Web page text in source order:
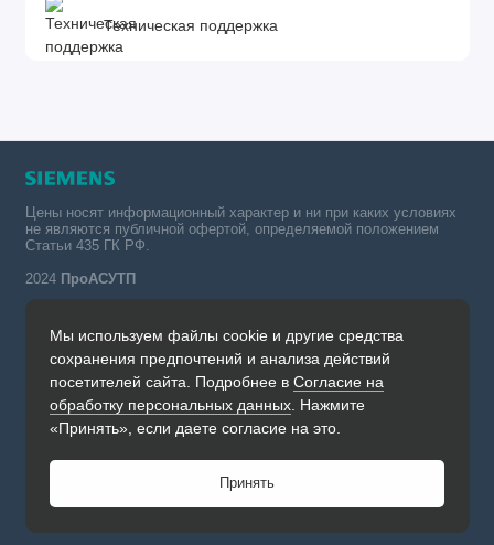
Техническая поддержка
Мы используем файлы cookie и другие средства
сохранения предпочтений и анализа действий
посетителей сайта. Подробнее в Согласие на
обработку персональных данных . Нажмите
«Принять», если даете согласие на это.
Принять
Цены носят информационный характер и ни при каких условиях
не являются публичной офертой, определяемой положением
Статьи 435 ГК РФ.
2024 ПроАСУТП
Simatic в России тел.:
+7 (342) 273-82-09
Будни, с 09.00 до 19.00